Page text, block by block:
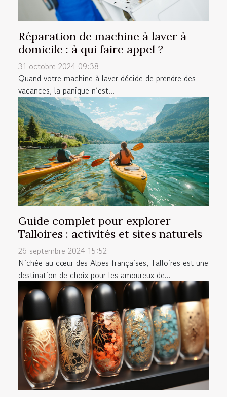
Réparation de machine à laver à
domicile : à qui faire appel ?
31 octobre 2024 09:38
Quand votre machine à laver décide de prendre des
vacances, la panique n’est...
Guide complet pour explorer
Talloires : activités et sites naturels
26 septembre 2024 15:52
Nichée au cœur des Alpes françaises, Talloires est une
destination de choix pour les amoureux de...